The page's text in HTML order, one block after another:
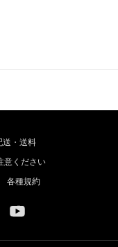
送・送料
意ください
各種規約